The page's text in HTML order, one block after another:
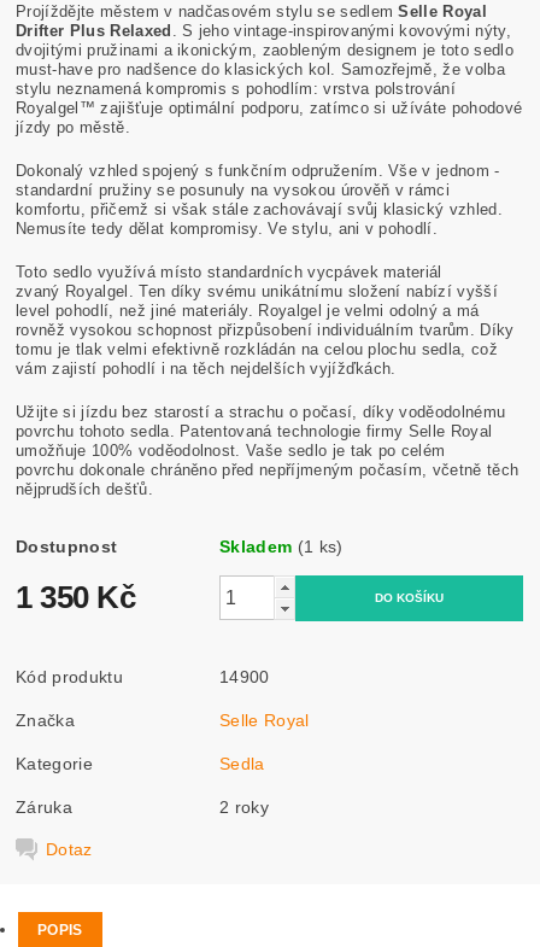
Projíždějte městem v nadčasovém stylu se sedlemSelle Royal
Drifter Plus Relaxed
. S jeho vintage-inspirovanými kovovými nýty,
dvojitými pružinami a ikonickým, zaobleným designem je toto sedlo
must-have pro nadšence do klasických kol. Samozřejmě, že volba
stylu neznamená kompromis s pohodlím: vrstva polstrování
Royalgel™ zajišťuje optimální podporu, zatímco si užíváte pohodové
jízdy po městě.
Dokonalý vzhled spojený s funkčním odpružením. Vše v jednom -
standardní pružiny se posunuly na vysokou úrověň v rámci
komfortu, přičemž si však stále zachovávají svůj klasický vzhled.
Nemusíte tedy dělat kompromisy. Ve stylu, ani v pohodlí.
Toto sedlo využívá místo standardních vycpávek materiál
zvaný Royalgel. Ten díky svému unikátnímu složení nabízí vyšší
level pohodlí, než jiné materiály. Royalgel je velmi odolný a má
rovněž vysokou schopnost přizpůsobení individuálním tvarům. Díky
tomu je tlak velmi efektivně rozkládán na celou plochu sedla, což
vám zajistí pohodlí i na těch nejdelších vyjížďkách.
Užijte si jízdu bez starostí a strachu o počasí, díky voděodolnému
povrchu tohoto sedla. Patentovaná technologie firmy Selle Royal
umožňuje 100% voděodolnost. Vaše sedlo je tak po celém
povrchu dokonale chráněno před nepříjmeným počasím, včetně těch
nějprudších dešťů.
Dostupnost Skladem (1 ks)
1 350 Kč
Kód produktu 14900
Značka Selle Royal
Kategorie Sedla
Záruka 2 roky
Dotaz
POPIS